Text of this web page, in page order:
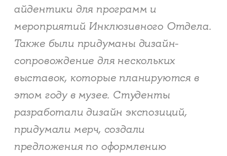
айдентики для программ и
мероприятий Инклюзивного Отдела.
Также были придуманы дизайн-
сопровождение для нескольких
выставок, которые планируются в
этом году в музее. Студенты
разработали дизайн экспозиций,
придумали мерч, создали
предложения по оформлению